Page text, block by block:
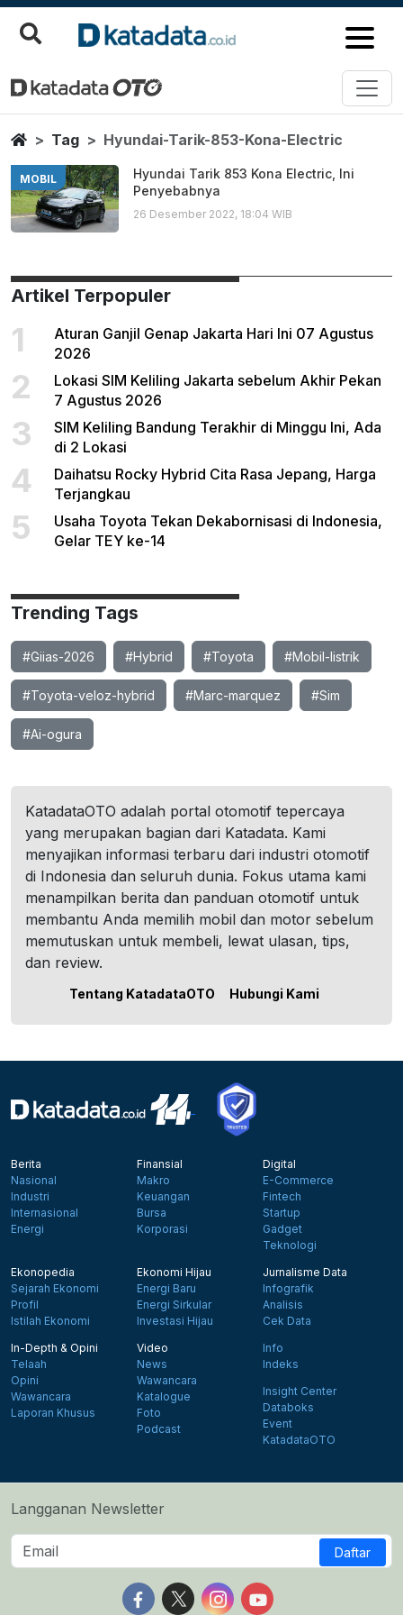
Hyundai Tarik 853 Kona Electric
Berita Terbaru
HomeTag Hyundai-Tarik-853-Kona-Electric
MOBIL
Hyundai Tarik 853 Kona Electric, Ini
Penyebabnya
26 Desember 2022, 18:04 WIB
Artikel Terpopuler
1
Aturan Ganjil Genap Jakarta Hari Ini 07 Agustus
2026
2
Lokasi SIM Keliling Jakarta sebelum Akhir Pekan
7 Agustus 2026
3
SIM Keliling Bandung Terakhir di Minggu Ini, Ada
di 2 Lokasi
4
Daihatsu Rocky Hybrid Cita Rasa Jepang, Harga
Terjangkau
5
Usaha Toyota Tekan Dekabornisasi di Indonesia,
Gelar TEY ke-14
Trending Tags
#Giias-2026 #Hybrid #Toyota #Mobil-listrik
#Toyota-veloz-hybrid #Marc-marquez #Sim
#Ai-ogura
KatadataOTO adalah portal otomotif tepercaya
yang merupakan bagian dari Katadata. Kami
menyajikan informasi terbaru dari industri otomotif
di Indonesia dan seluruh dunia. Fokus utama kami
menampilkan berita dan panduan otomotif untuk
membantu Anda memilih mobil dan motor sebelum
memutuskan untuk membeli, lewat ulasan, tips,
dan review.
Tentang KatadataOTO Hubungi Kami
Berita
Nasional
Industri
Internasional
Energi
Finansial
Makro
Keuangan
Bursa
Korporasi
Digital
E-Commerce
Fintech
Startup
Gadget
Teknologi
Ekonopedia
Sejarah Ekonomi
Profil
Istilah Ekonomi
Ekonomi Hijau
Energi Baru
Energi Sirkular
Investasi Hijau
Jurnalisme Data
Infografik
Analisis
Cek Data
In-Depth & Opini
Telaah
Opini
Wawancara
Laporan Khusus
Video
News
Wawancara
Katalogue
Foto
Podcast
Info
Indeks
Insight Center
Databoks
Event
KatadataOTO
Langganan Newsletter
Daftar
Follow us on Facebook
Follow us on X
Follow us on Instagram
Follow us on